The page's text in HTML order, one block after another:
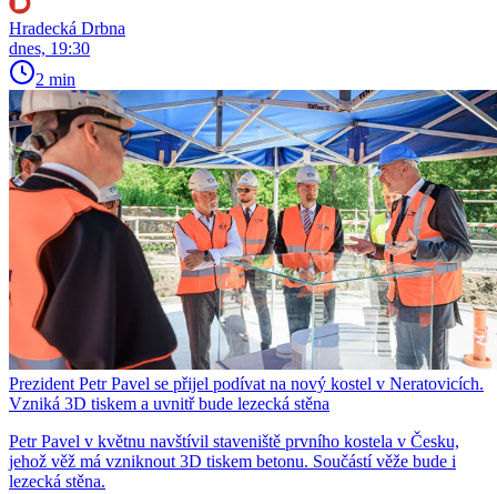
Hradecká Drbna
dnes, 19:30
2 min
Prezident Petr Pavel se přijel podívat na nový kostel v Neratovicích.
Vzniká 3D tiskem a uvnitř bude lezecká stěna
Petr Pavel v květnu navštívil staveniště prvního kostela v Česku,
jehož věž má vzniknout 3D tiskem betonu. Součástí věže bude i
lezecká stěna.